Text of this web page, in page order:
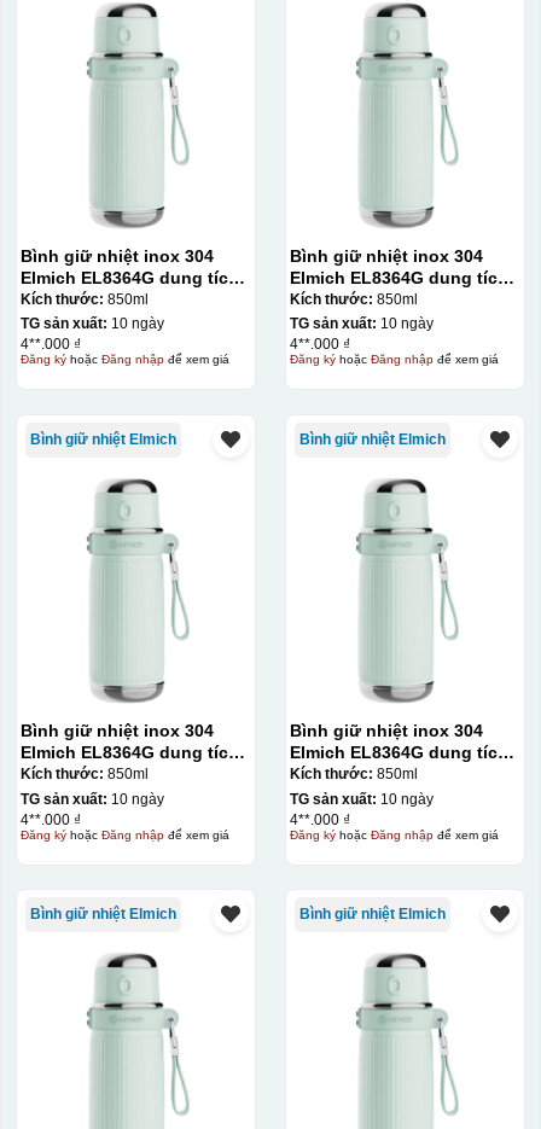
Bình giữ nhiệt inox 304
Elmich EL8364G dung tích
850ml
Kích thước: 850ml
TG sản xuất: 10 ngày
4**.000 ₫
Đăng kýhoặc Đăng nhậpđể xem giá
Bình giữ nhiệt inox 304
Elmich EL8364G dung tích
850ml
Kích thước: 850ml
TG sản xuất: 10 ngày
4**.000 ₫
Đăng kýhoặc Đăng nhậpđể xem giá
Bình giữ nhiệt Elmich
Bình giữ nhiệt inox 304
Elmich EL8364G dung tích
850ml
Kích thước: 850ml
TG sản xuất: 10 ngày
4**.000 ₫
Đăng kýhoặc Đăng nhậpđể xem giá
Bình giữ nhiệt Elmich
Bình giữ nhiệt inox 304
Elmich EL8364G dung tích
850ml
Kích thước: 850ml
TG sản xuất: 10 ngày
4**.000 ₫
Đăng kýhoặc Đăng nhậpđể xem giá
Bình giữ nhiệt Elmich Bình giữ nhiệt Elmich